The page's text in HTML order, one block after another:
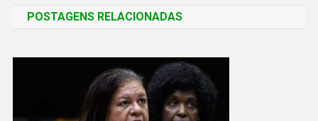
POSTAGENS RELACIONADAS